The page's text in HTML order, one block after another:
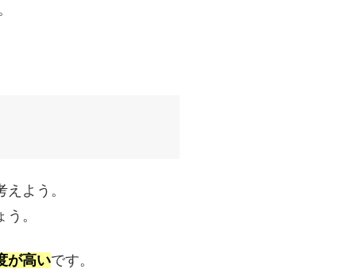
よう。
。
が高いです。